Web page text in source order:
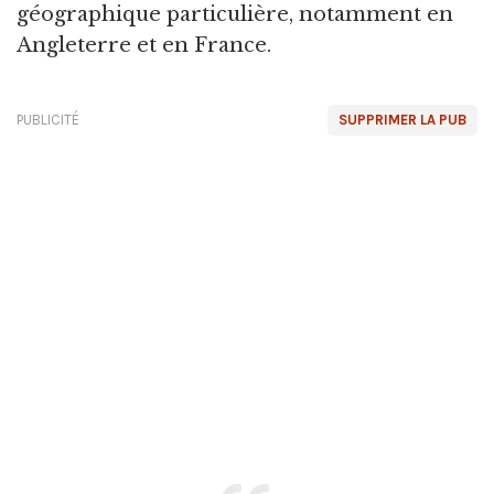
géographique particulière, notamment en
Angleterre et en France.
SUPPRIMER LA PUB
PUBLICITÉ